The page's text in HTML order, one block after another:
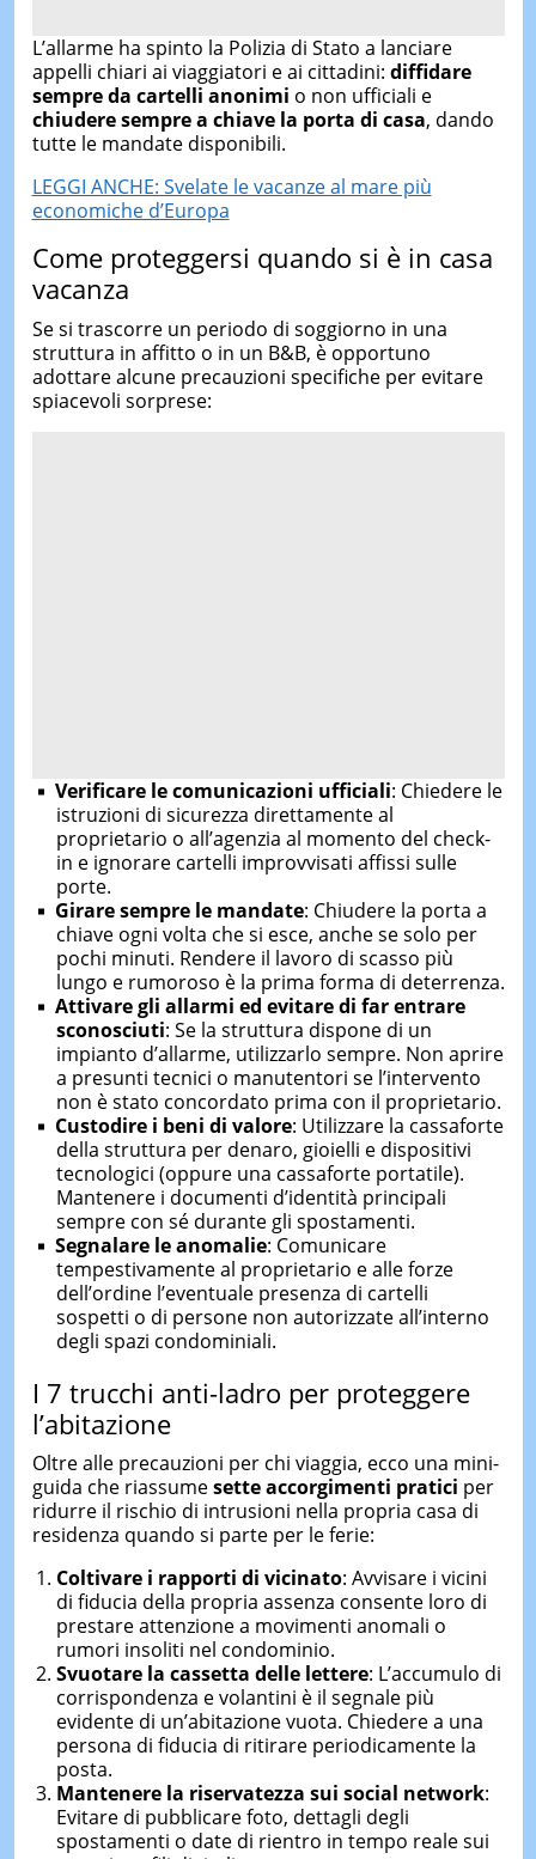
L’allarme ha spinto la Polizia di Stato a lanciare
appelli chiari ai viaggiatori e ai cittadini: diffidare
sempre da cartelli anonimi o non ufficiali e
chiudere sempre a chiave la porta di casa, dando
tutte le mandate disponibili.
LEGGI ANCHE: Svelate le vacanze al mare più
economiche d’Europa
Come proteggersi quando si è in casa
vacanza
Se si trascorre un periodo di soggiorno in una
struttura in affitto o in un B&B, è opportuno
adottare alcune precauzioni specifiche per evitare
spiacevoli sorprese:
Verificare le comunicazioni ufficiali: Chiedere le
istruzioni di sicurezza direttamente al
proprietario o all’agenzia al momento del check-
in e ignorare cartelli improvvisati affissi sulle
porte.
Girare sempre le mandate: Chiudere la porta a
chiave ogni volta che si esce, anche se solo per
pochi minuti. Rendere il lavoro di scasso più
lungo e rumoroso è la prima forma di deterrenza.
Attivare gli allarmi ed evitare di far entrare
sconosciuti: Se la struttura dispone di un
impianto d’allarme, utilizzarlo sempre. Non aprire
a presunti tecnici o manutentori se l’intervento
non è stato concordato prima con il proprietario.
Custodire i beni di valore: Utilizzare la cassaforte
della struttura per denaro, gioielli e dispositivi
tecnologici (oppure una cassaforte portatile).
Mantenere i documenti d’identità principali
sempre con sé durante gli spostamenti.
Segnalare le anomalie: Comunicare
tempestivamente al proprietario e alle forze
dell’ordine l’eventuale presenza di cartelli
sospetti o di persone non autorizzate all’interno
degli spazi condominiali.
I 7 trucchi anti-ladro per proteggere
l’abitazione
Oltre alle precauzioni per chi viaggia, ecco una mini-
guida che riassumesette accorgimenti pratici per
ridurre il rischio di intrusioni nella propria casa di
residenza quando si parte per le ferie:
Coltivare i rapporti di vicinato: Avvisare i vicini
di fiducia della propria assenza consente loro di
prestare attenzione a movimenti anomali o
rumori insoliti nel condominio.
Svuotare la cassetta delle lettere: L’accumulo di
corrispondenza e volantini è il segnale più
evidente di un’abitazione vuota. Chiedere a una
persona di fiducia di ritirare periodicamente la
posta.
Mantenere la riservatezza sui social network:
Evitare di pubblicare foto, dettagli degli
spostamenti o date di rientro in tempo reale sui